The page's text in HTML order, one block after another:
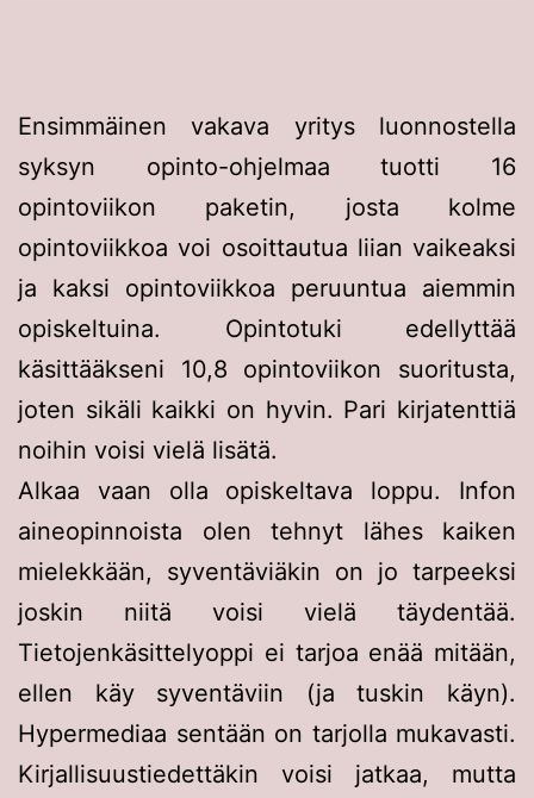
Ensimmäinen vakava yritys luonnostella
syksyn opinto-ohjelmaa tuotti 16
opintoviikon paketin, josta kolme
opintoviikkoa voi osoittautua liian vaikeaksi
ja kaksi opintoviikkoa peruuntua aiemmin
opiskeltuina. Opintotuki edellyttää
käsittääkseni 10,8 opintoviikon suoritusta,
joten sikäli kaikki on hyvin. Pari kirjatenttiä
noihin voisi vielä lisätä.
Alkaa vaan olla opiskeltava loppu. Infon
aineopinnoista olen tehnyt lähes kaiken
mielekkään, syventäviäkin on jo tarpeeksi
joskin niitä voisi vielä täydentää.
Tietojenkäsittelyoppi ei tarjoa enää mitään,
ellen käy syventäviin (ja tuskin käyn).
Hypermediaa sentään on tarjolla mukavasti.
Kirjallisuustiedettäkin voisi jatkaa, mutta